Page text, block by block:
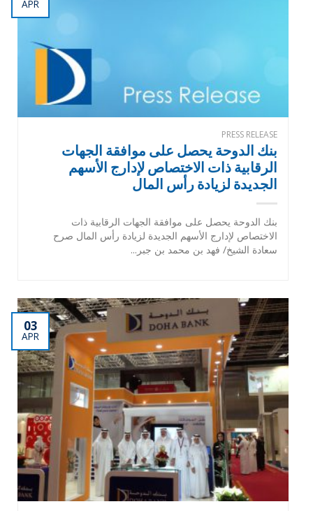
APR
PRESS RELEASE
بنك الدوحة يحصل على موافقة الجهات
الرقابية ذات الاختصاص لإدارج الأسهم
الجديدة لزيادة رأس المال
بنك الدوحة يحصل على موافقة الجهات الرقابية ذات
الاختصاص لإدارج الأسهم الجديدة لزيادة رأس المال صرح
سعادة الشيخ/ فهد بن محمد بن جبر...
03
APR